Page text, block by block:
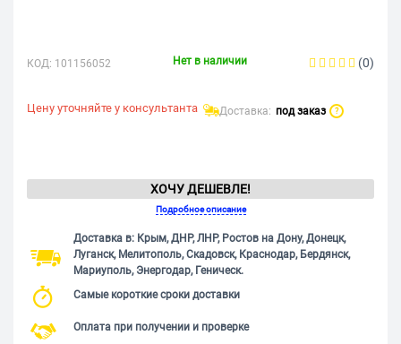
КОД: 101156052 Нет в наличии (0)
Цену уточняйте у консультанта Доставка: под заказ ?
ХОЧУ ДЕШЕВЛЕ!
Подробное описание
Доставка в: Крым, ДНР, ЛНР, Ростов на Дону, Донецк,
Луганск, Мелитополь, Скадовск, Краснодар, Бердянск,
Мариуполь, Энергодар, Геническ.
Самые короткие сроки доставки
Оплата при получении и проверке